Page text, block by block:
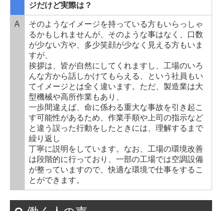
ジだけど実際は？
A
そのようなイメージを持っている方もいらっしゃ
るかもしれませんが、そのような事はなく、口数
が少ない方や、多少笑顔が少なく見える方もいま
すが、
挨拶は、皆が自然にしてくれますし、工場のいろ
んな方から話しかけてもらえる、という社員もい
てイメージとは全く違います。ただ、製造業は大
型機械や高所作業もあり、
一歩間違えば、命に係わる重大な事故を引き起こ
す可能性があるため、作業手順や上司の指示など
と違う誤った行動をしたときには、理解するまで
繰り返し
丁寧に説明をしています。なお、工場の環境改善
は段階的に行っており、一部の工場では空調設備
が整っていますので、快適な環境で仕事をするこ
とができます。